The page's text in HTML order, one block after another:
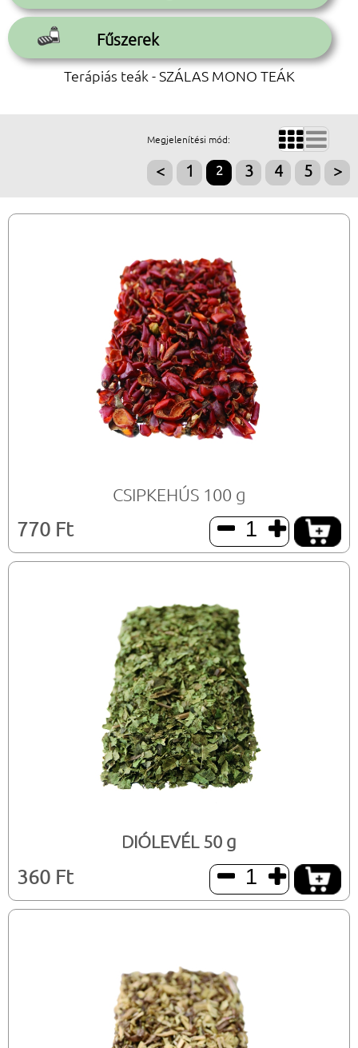
Fűszerek
Terápiás teák - SZÁLAS MONO TEÁK
Megjelenítési mód: 
< 1 2 3 4 5 >
CSIPKEHÚS 100 g
770 Ft  
DIÓLEVÉL 50 g
360 Ft  